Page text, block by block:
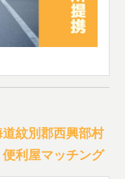
紋別郡西興部村
利屋マッチング